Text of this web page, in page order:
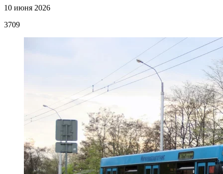
10 июня 2026
3709